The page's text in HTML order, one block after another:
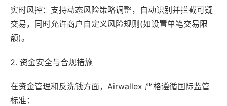
实时风控：支持动态风险策略调整，自动识别并拦截可疑
交易，同时允许商户自定义风险规则(如设置单笔交易限
额)。
2. 资金安全与合规措施
在资金管理和反洗钱方面，Airwallex 严格遵循国际监管
标准：